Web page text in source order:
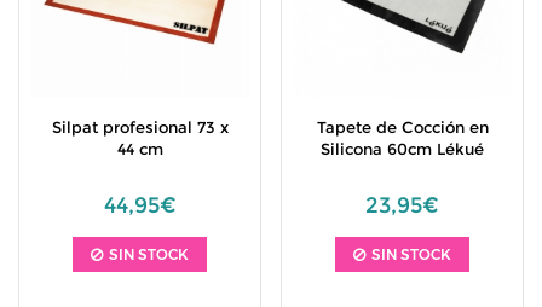
Silpat profesional 73 x
44 cm
44,95€
SIN STOCK
Tapete de Cocción en
Silicona 60cm Lékué
23,95€
SIN STOCK